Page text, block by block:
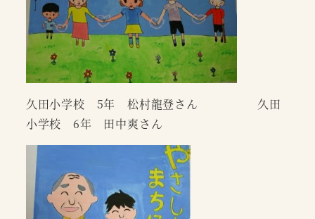
久田小学校 5年 松村龍登さん 久田
小学校 6年 田中爽さん